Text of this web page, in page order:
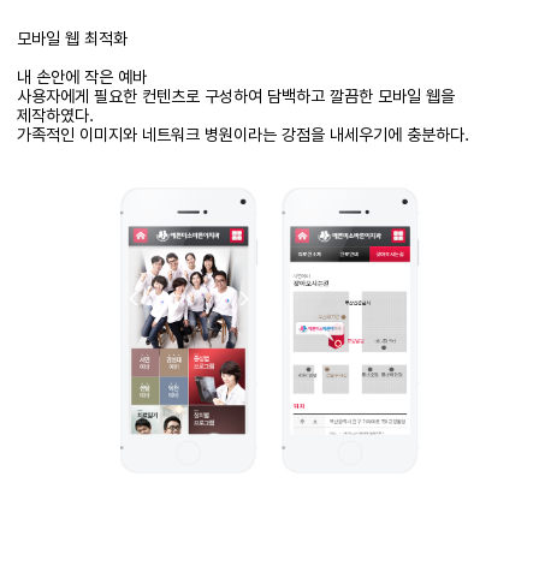
모바일 웹 최적화
내 손안에 작은 예바
사용자에게 필요한 컨텐츠로 구성하여 담백하고 깔끔한 모바일 웹을
제작하였다.
가족적인 이미지와 네트워크 병원이라는 강점을 내세우기에 충분하다.